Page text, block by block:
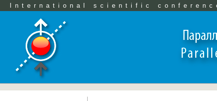
International scientific